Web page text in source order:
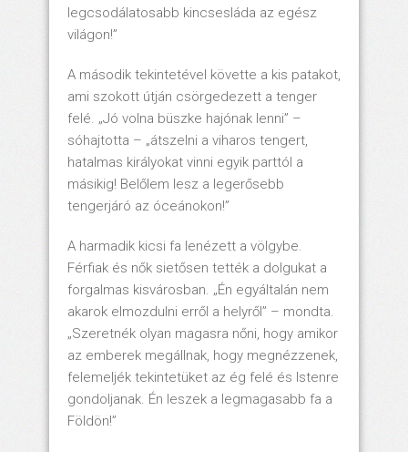
legcsodálatosabb kincsesláda az egész
világon!”
A második tekintetével követte a kis patakot,
ami szokott útján csörgedezett a tenger
felé. „Jó volna büszke hajónak lenni” –
sóhajtotta – „átszelni a viharos tengert,
hatalmas királyokat vinni egyik parttól a
másikig! Belőlem lesz a legerősebb
tengerjáró az óceánokon!”
A harmadik kicsi fa lenézett a völgybe.
Férfiak és nők sietősen tették a dolgukat a
forgalmas kisvárosban. „Én egyáltalán nem
akarok elmozdulni erről a helyről” – mondta.
„Szeretnék olyan magasra nőni, hogy amikor
az emberek megállnak, hogy megnézzenek,
felemeljék tekintetüket az ég felé és Istenre
gondoljanak. Én leszek a legmagasabb fa a
Földön!”